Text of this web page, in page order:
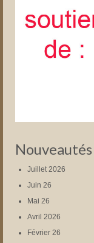
Juillet 2026
Juin 26
Mai 26
Avril 2026
Février 26